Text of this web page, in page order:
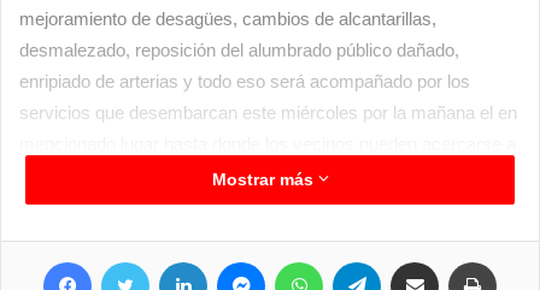
mejoramiento de desagües, cambios de alcantarillas,
desmalezado, reposición del alumbrado público dañado,
enripiado de arterias y todo eso será acompañado por los
servicios que desembarcan este miércoles por la mañana el en
solicitar asesoramiento general gratuito.
Mostrar más